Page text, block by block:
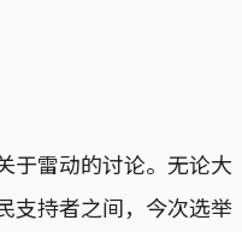
于雷动的讨论。无论大
支持者之间，今次选举